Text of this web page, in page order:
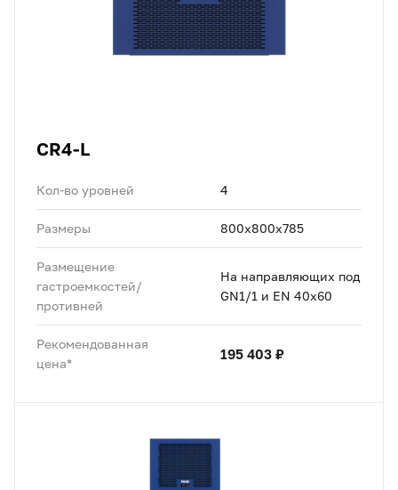
CR4-L
Кол-во уровней 4
Размеры 800x800x785
Размещение
гастроемкостей/
противней
На направляющих под
GN1/1 и EN 40x60
Рекомендованная
цена*
195 403 ₽